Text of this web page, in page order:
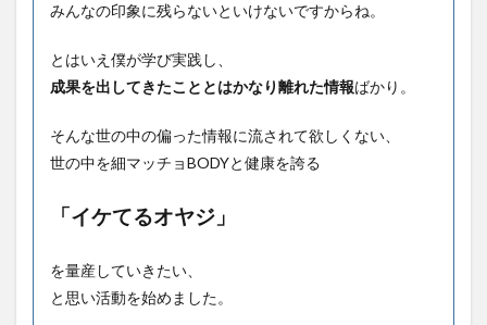
みんなの印象に残らないといけないですからね。
とはいえ僕が学び実践し、
成果を出してきたこととはかなり離れた情報ばかり。
そんな世の中の偏った情報に流されて欲しくない、
世の中を細マッチョBODYと健康を誇る
「イケてるオヤジ」
を量産していきたい、
と思い活動を始めました。